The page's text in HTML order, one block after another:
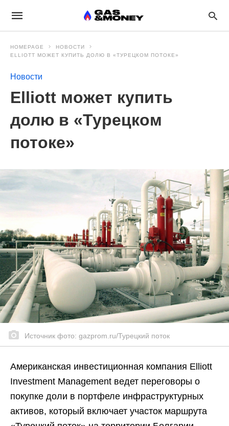
HOMEPAGE
НОВОСТИ
ELLIOTT МОЖЕТ КУПИТЬ ДОЛЮ В «ТУРЕЦКОМ ПОТОКЕ»
Новости
Elliott может купить
долю в «Турецком
потоке»
Источник фото: gazprom.ru/Турецкий поток
Американская инвестиционная компания Elliott
Investment Management ведет переговоры о
покупке доли в портфеле инфраструктурных
активов, который включает участок маршрута